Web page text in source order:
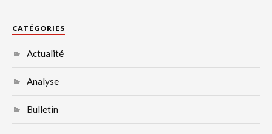
CATÉGORIES
Actualité
Analyse
Bulletin